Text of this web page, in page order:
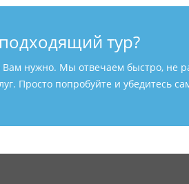
тур?
Вам нужно. Мы отвечаем быстро, не
Просто попробуйте и убедитесь